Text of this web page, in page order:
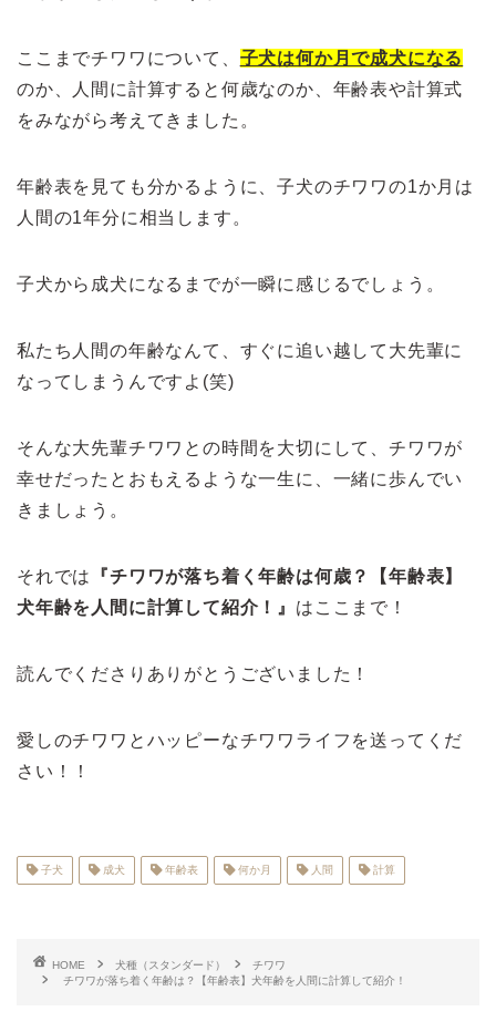
ここまでチワワについて、 子犬は何か月で成犬になる
のか、人間に計算すると何歳なのか、年齢表や計算式
をみながら考えてきました。
年齢表を見ても分かるように、子犬のチワワの1か月は
人間の1年分に相当します。
子犬から成犬になるまでが一瞬に感じるでしょう。
私たち人間の年齢なんて、すぐに追い越して大先輩に
なってしまうんですよ(笑)
そんな大先輩チワワとの時間を大切にして、チワワが
幸せだったとおもえるような一生に、一緒に歩んでい
きましょう。
それでは
『チワワが落ち着く年齢は何歳？【年齢表】
犬年齢を人間に計算して紹介！』 はここまで！
読んでくださりありがとうございました！
愛しのチワワとハッピーなチワワライフを送ってくだ
さい！！
子犬 成犬 年齢表 何か月 人間 計算
HOME 犬種（スタンダード）
チワワ
チワワが落ち着く年齢は？【年齢表】犬年齢を人間に計算して紹介！